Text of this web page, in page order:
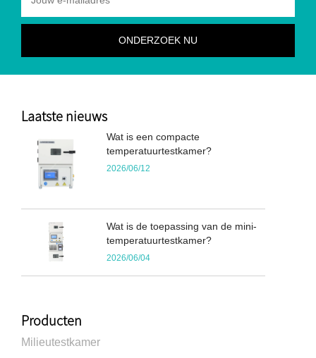
Laatste nieuws
Wat is een compacte
temperatuurtestkamer?
2026/06/12
Wat is de toepassing van de mini-
temperatuurtestkamer?
2026/06/04
Producten
Milieutestkamer